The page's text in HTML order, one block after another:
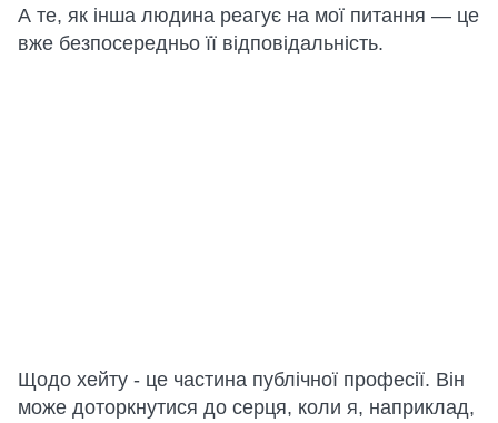
А те, як інша людина реагує на мої питання — це
вже безпосередньо її відповідальність.
Щодо хейту - це частина публічної професії. Він
може доторкнутися до серця, коли я, наприклад,